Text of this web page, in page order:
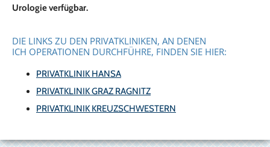
Urologie verfügbar.
DIE LINKS ZU DEN PRIVATKLINIKEN, AN DENEN
ICH OPERATIONEN DURCHFÜHRE, FINDEN SIE HIER:
PRIVATKLINIK HANSA
PRIVATKLINIK GRAZ RAGNITZ
PRIVATKLINIK KREUZSCHWESTERN